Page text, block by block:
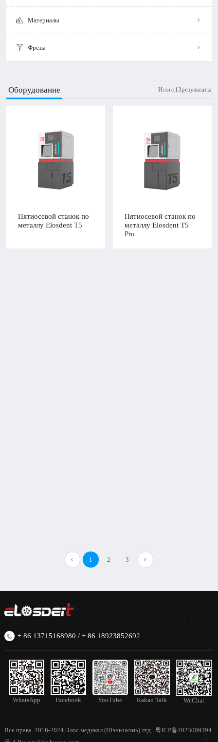
Материалы
Фрезы
Оборудование Итого13результаты
Пятиосевой станок по
металлу Elosdent T5
Пятиосевой станок по
металлу Elosdent T5
Pro
1 2 3
+ 86 13715168980 / + 86 18923852692
WhatsApp Facebook YouTube Kakao Talk WeChat
Все права 2016-2024 Элос медикал (Шэньчжэнь) лтд. 粤ICP备2023009394